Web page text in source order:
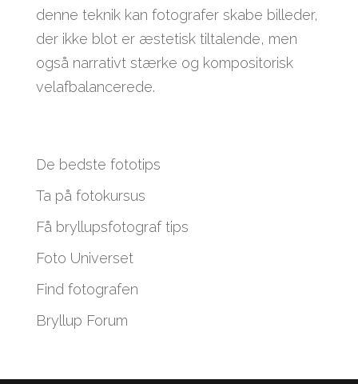
denne teknik kan fotografer skabe billeder,
der ikke blot er æstetisk tiltalende, men
også narrativt stærke og kompositorisk
velafbalancerede.
De bedste fototips
Ta på fotokursus
Få bryllupsfotograf tips
Foto Universet
Find fotografen
Bryllup Forum